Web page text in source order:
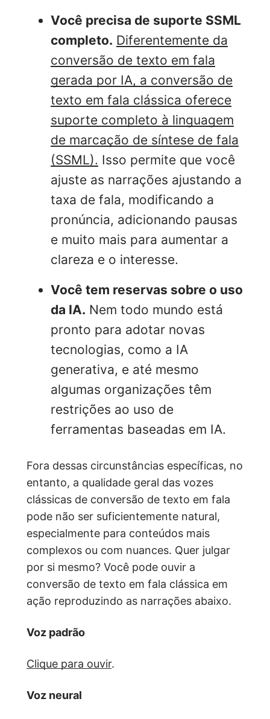
Você precisa de suporte SSML
completo. Diferentemente da
conversão de texto em fala
gerada por IA, a conversão de
texto em fala clássica oferece
suporte completo à linguagem
de marcação de síntese de fala
(SSML). Isso permite que você
ajuste as narrações ajustando a
taxa de fala, modificando a
pronúncia, adicionando pausas
e muito mais para aumentar a
clareza e o interesse.
Você tem reservas sobre o uso
da IA. Nem todo mundo está
pronto para adotar novas
tecnologias, como a IA
generativa, e até mesmo
algumas organizações têm
restrições ao uso de
ferramentas baseadas em IA.
Fora dessas circunstâncias específicas, no
entanto, a qualidade geral das vozes
clássicas de conversão de texto em fala
pode não ser suficientemente natural,
especialmente para conteúdos mais
complexos ou com nuances. Quer julgar
por si mesmo? Você pode ouvir a
conversão de texto em fala clássica em
ação reproduzindo as narrações abaixo.
Voz padrão
Clique para ouvir.
Voz neural